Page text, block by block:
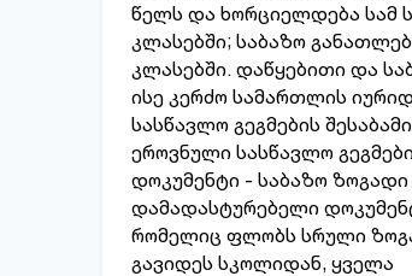
წელს და ხორციელდება სამ
კლასებში; საბაზო
კლასებში. დაწყებითი და
ისე კერძო სამართლის
სასწავლო გეგმების
ეროვნული სასწავლო
დოკუმენტი - საბაზო
დამადასტურებელი
რომელიც ფლობს სრული
გავიდეს სკოლიდან, ყველა